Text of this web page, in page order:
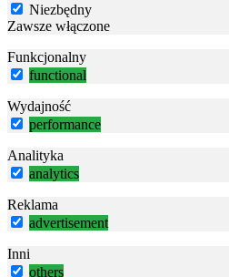
Niezbędny
Zawsze włączone
Funkcjonalny
functional
Wydajność
performance
Analityka
analytics
Reklama
advertisement
Inni
others